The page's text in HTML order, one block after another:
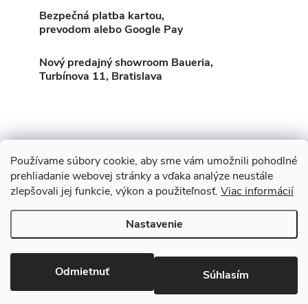
Používame súbory cookie, aby sme vám umožnili pohodlné
prehliadanie webovej stránky a vďaka analýze neustále
zlepšovali jej funkcie, výkon a použiteľnosť. Viac informácií
Nastavenie
Odmietnuť Súhlasím
i
e
p
v
Bezpečná platba kartou,
prevodom alebo Google Pay
Nový predajný showroom Baueria,
Turbínova 11, Bratislava
Z
á
p
Showroom Turbínova 11 Rekonštrukcie
Stavby
3D Vizualizácia zdarma
O nás Obhliadka zdarma
Copyright 2026Baueria. Všetky práva vyhradené.Upraviť nastavenie
cookies